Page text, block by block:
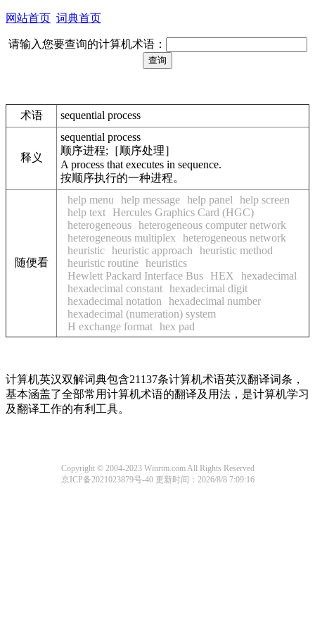
网站首页 词典首页
请输入您要查询的计算机术语：
术语 sequential process
释义
sequential process
顺序进程;［顺序处理］
A process that executes in sequence.
按顺序执行的一种进程。
随便看
help menu help message help panel
help screen
help text
Hercules Graphics Card (HGC)
heterogeneous heterogeneous computer network
heterogeneous multiplex
heterogeneous network
heuristic heuristic approach
heuristic method
heuristic routine heuristics
Hewlett Packard Interface Bus
HEX
hexadecimal
hexadecimal constant hexadecimal digit
hexadecimal notation
hexadecimal number
hexadecimal (numeration) system
H exchange format hex pad
计算机英汉双解词典包含21137条计算机术语英汉翻译词条，
基本涵盖了全部常用计算机术语的翻译及用法，是计算机学习
及翻译工作的有利工具。
Copyright © 2004-2023 Winrtm.com All Rights Reserved
京ICP备2021023879号-40 更新时间：2026/8/8 7:09:16